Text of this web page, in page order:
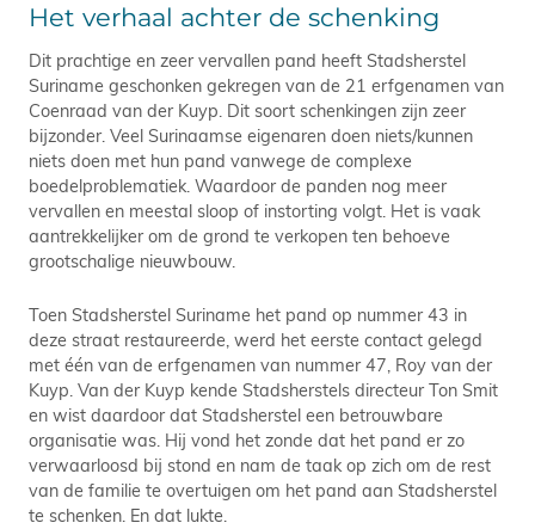
Het verhaal achter de schenking
Dit prachtige en zeer vervallen pand heeft Stadsherstel
Suriname geschonken gekregen van de 21 erfgenamen van
Coenraad van der Kuyp. Dit soort schenkingen zijn zeer
bijzonder. Veel Surinaamse eigenaren doen niets/kunnen
niets doen met hun pand vanwege de complexe
boedelproblematiek. Waardoor de panden nog meer
vervallen en meestal sloop of instorting volgt. Het is vaak
aantrekkelijker om de grond te verkopen ten behoeve
grootschalige nieuwbouw.
Toen Stadsherstel Suriname het pand op nummer 43 in
deze straat restaureerde, werd het eerste contact gelegd
met één van de erfgenamen van nummer 47, Roy van der
Kuyp. Van der Kuyp kende Stadsherstels directeur Ton Smit
en wist daardoor dat Stadsherstel een betrouwbare
organisatie was. Hij vond het zonde dat het pand er zo
verwaarloosd bij stond en nam de taak op zich om de rest
van de familie te overtuigen om het pand aan Stadsherstel
te schenken. En dat lukte.